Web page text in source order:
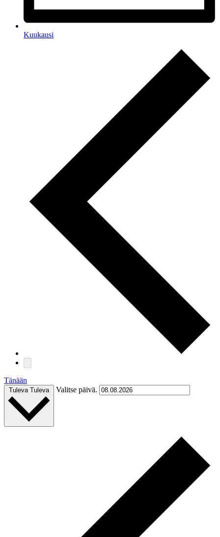
Kuukausi
Tänään
Tuleva Tuleva Valitse päivä.